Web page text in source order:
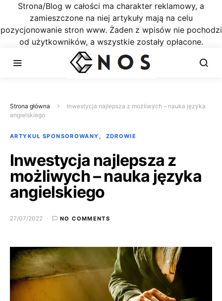
Strona/Blog w całości ma charakter reklamowy, a
zamieszczone na niej artykuły mają na celu
pozycjonowanie stron www. Żaden z wpisów nie pochodzi
od użytkowników, a wszystkie zostały opłacone.
Strona główna
Inwestycja najlepsza z możliwych – nauka języka
angielskiego
ARTYKUŁ SPONSOROWANY ZDROWIE
Inwestycja najlepsza z
możliwych – nauka języka
angielskiego
27/07/2022 NO COMMENTS